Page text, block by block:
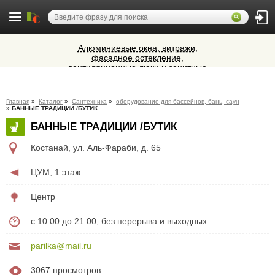
Алюминиевые окна, витражи,
фасадное остекление,
вентиляционные люки и зенитные
Cocoage - европейская косметология
Ветеринарная аптека КазВетСнаб
предлагает большой выбор
для животных.
Главная » Каталог » Сантехника » оборудование для бассейнов, бань, саун
» БАННЫЕ ТРАДИЦИИ /БУТИК
БАННЫЕ ТРАДИЦИИ /БУТИК
Костанай ул. Аль-Фараби, д. 65
ЦУМ, 1 этаж
Центр
с 10:00 до 21:00, без перерыва и выходных
parilka@mail.ru
3067 просмотров